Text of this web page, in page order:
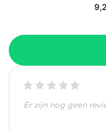
Er zijn nog geen